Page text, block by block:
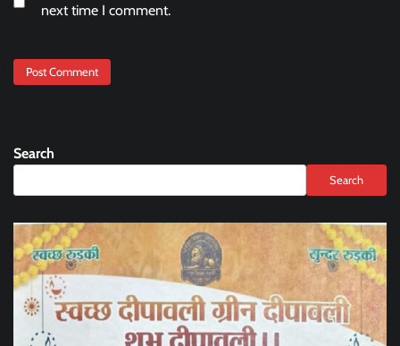
next time I comment.
Search
Search